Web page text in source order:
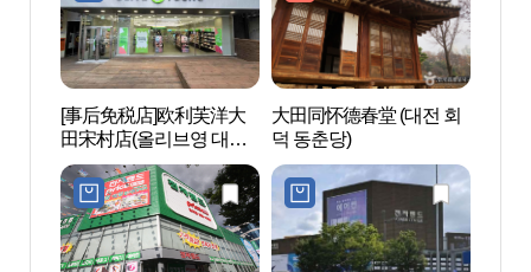
[事后免税店]欧利芙洋大
田宋村店(올리브영 대전
송촌점)
大田同怀德春堂 (대전 회
덕 동춘당)